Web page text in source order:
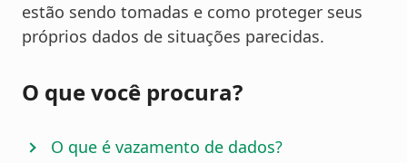
estão sendo tomadas e como proteger seus
próprios dados de situações parecidas.
O que você procura?
O que é vazamento de dados?